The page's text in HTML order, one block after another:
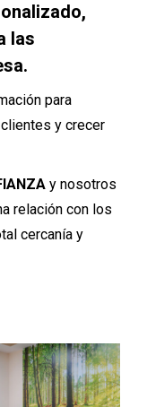
las
para
y crecer
y nosotros
relación con los
cercanía y